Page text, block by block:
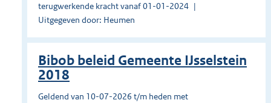
terugwerkende kracht vanaf 01-01-2024
Uitgegeven door: Heumen
Bibob beleid Gemeente IJsselstein
2018
Geldend van 10-07-2026 t/m heden met